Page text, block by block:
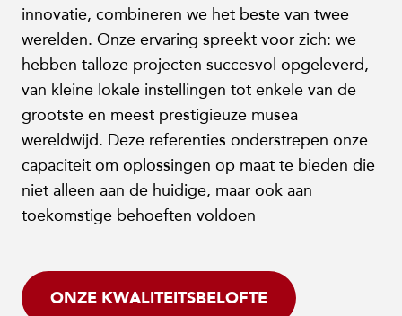
innovatie, combineren we het beste van twee
werelden. Onze ervaring spreekt voor zich: we
hebben talloze projecten succesvol opgeleverd,
van kleine lokale instellingen tot enkele van de
grootste en meest prestigieuze musea
wereldwijd. Deze referenties onderstrepen onze
capaciteit om oplossingen op maat te bieden die
niet alleen aan de huidige, maar ook aan
toekomstige behoeften voldoen
ONZE KWALITEITSBELOFTE